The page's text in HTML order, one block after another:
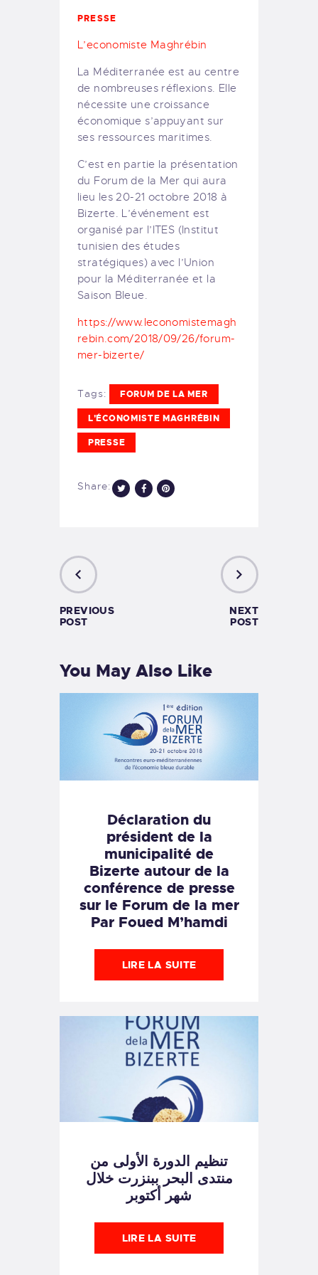
PRESSE
L’economiste Maghrébin
La Méditerranée est au centre
de nombreuses réflexions. Elle
nécessite une croissance
économique s’appuyant sur
ses ressources maritimes.
C’est en partie la présentation
du Forum de la Mer qui aura
lieu les 20-21 octobre 2018 à
Bizerte. L’événement est
organisé par l’ITES (Institut
tunisien des études
stratégiques) avec l’Union
pour la Méditerranée et la
Saison Bleue.
https://www.leconomistemagh
rebin.com/2018/09/26/forum-
mer-bizerte/
Tags: FORUM DE LA MER
L'ÉCONOMISTE MAGHRÉBIN
PRESSE
Share:
PREVIOUS
POST
NEXT
POST
You May Also Like
Déclaration du
président de la
municipalité de
Bizerte autour de la
conférence de presse
sur le Forum de la mer
Par Foued M’hamdi
LIRE LA SUITE
تنظيم الدورة الأولى من
منتدى البحر ببنزرت خلال
شهر أكتوبر
LIRE LA SUITE